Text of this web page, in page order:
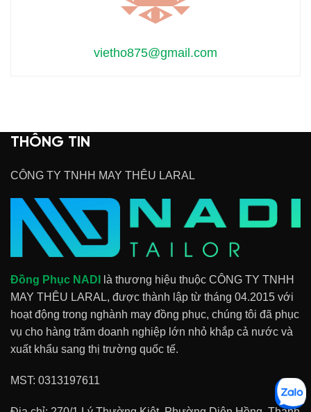
vietho875@gmail.com
THÔNG TIN
CÔNG TY TNHH MAY THÊU LARAL
Đồng Phục NADI
là thương hiệu thuộc CÔNG TY TNHH
MAY THÊU LARAL, được thành lập từ tháng 04.2015 với
hoạt động trong nghành may đồng phục, chúng tôi đã phục
vụ cho hàng trăm doanh nghiệp lớn nhỏ khắp cả nước và
xuất khẩu sang thị trường quốc tế.
MST: 0313197611